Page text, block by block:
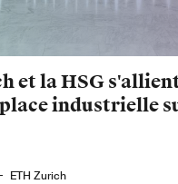
et la HSG
industrielle
ETH Zurich